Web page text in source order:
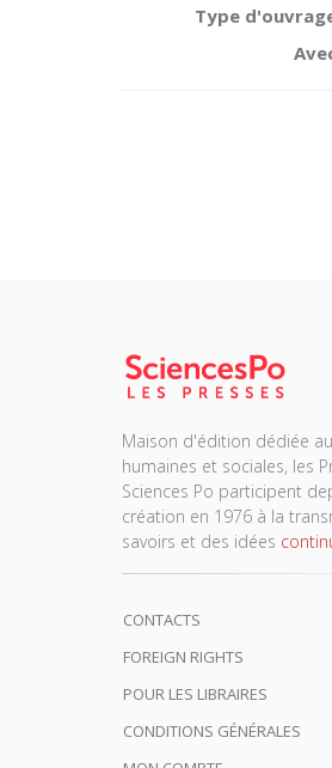
Type
Maison d'édition dédiée
humaines et sociales, les
Sciences Po participent
création en 1976 à la
savoirs et des idées
CONTACTS
FOREIGN RIGHTS
POUR LES LIBRAIRES
CONDITIONS GÉNÉRALES